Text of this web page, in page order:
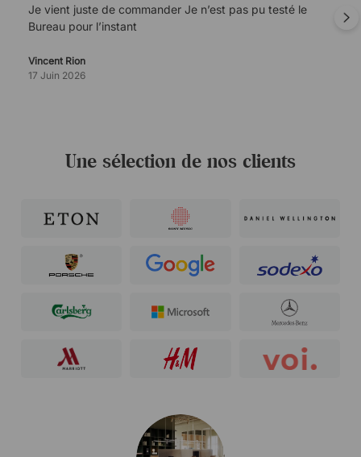
Je vient juste de commander Je n’est pas pu testé le
Bureau pour l’instant
Vincent Rion
17 Juin 2026
Une sélection de nos clients